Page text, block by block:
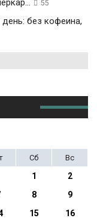
55
без кофеина,
Сб Вс
1
2
8
9
15
16